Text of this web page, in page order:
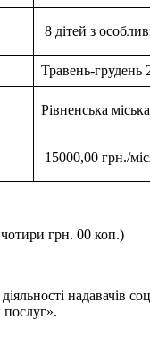
8 дітей з
Травень-грудень
Рівненська
15000,00 грн./
грн. 00 коп.)
надавачів
послуг».